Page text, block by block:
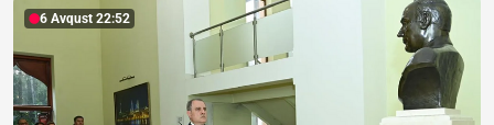
6 Avqust 22:52